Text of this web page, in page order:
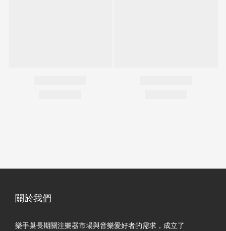
關於我們
樂手巢長期關注樂器市場與音樂愛好者的需求，成立了